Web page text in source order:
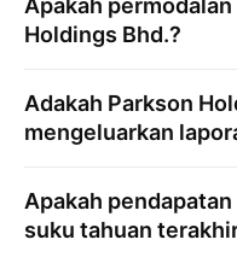
Apakah permodalan
Holdings Bhd.?
Adakah Parkson
mengeluarkan
Apakah
suku tahuan